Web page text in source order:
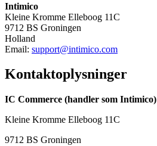
Intimico
Kleine Kromme Elleboog 11C
9712 BS Groningen
Holland
Email: support@intimico.com
Kontaktoplysninger
IC Commerce (handler som Intimico)
Kleine Kromme Elleboog 11C
9712 BS Groningen